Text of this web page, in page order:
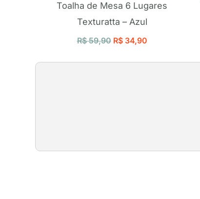
Toalha de Mesa 6 Lugares
Texturatta – Azul
R$59,90 R$34,90